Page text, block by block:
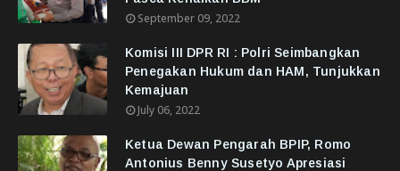
September 09, 2022
Komisi III DPR RI : Polri Seimbangkan
Penegakan Hukum dan HAM, Tunjukkan
Kemajuan
July 06, 2022
Ketua Dewan Pengarah BPIP, Romo
Antonius Benny Susetyo Apresiasi